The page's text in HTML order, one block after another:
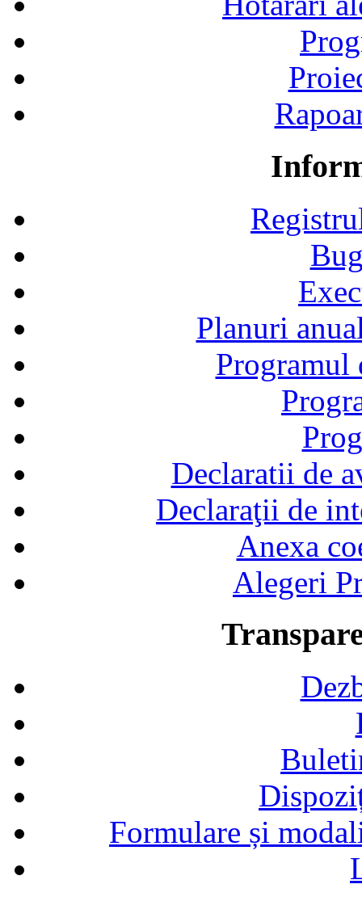
Planuri
Declaratii de
Declaraţii de
Anexa
Alegeri
Formulare și